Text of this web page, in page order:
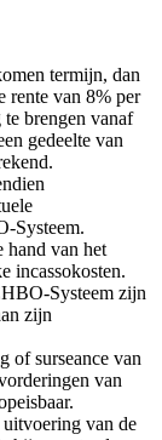
termijn, dan
rente van 8% per
brengen vanaf
gedeelte van
Systeem.
hand van het
incassokosten.
Systeem zijn
zijn
of surseance van
van
van de